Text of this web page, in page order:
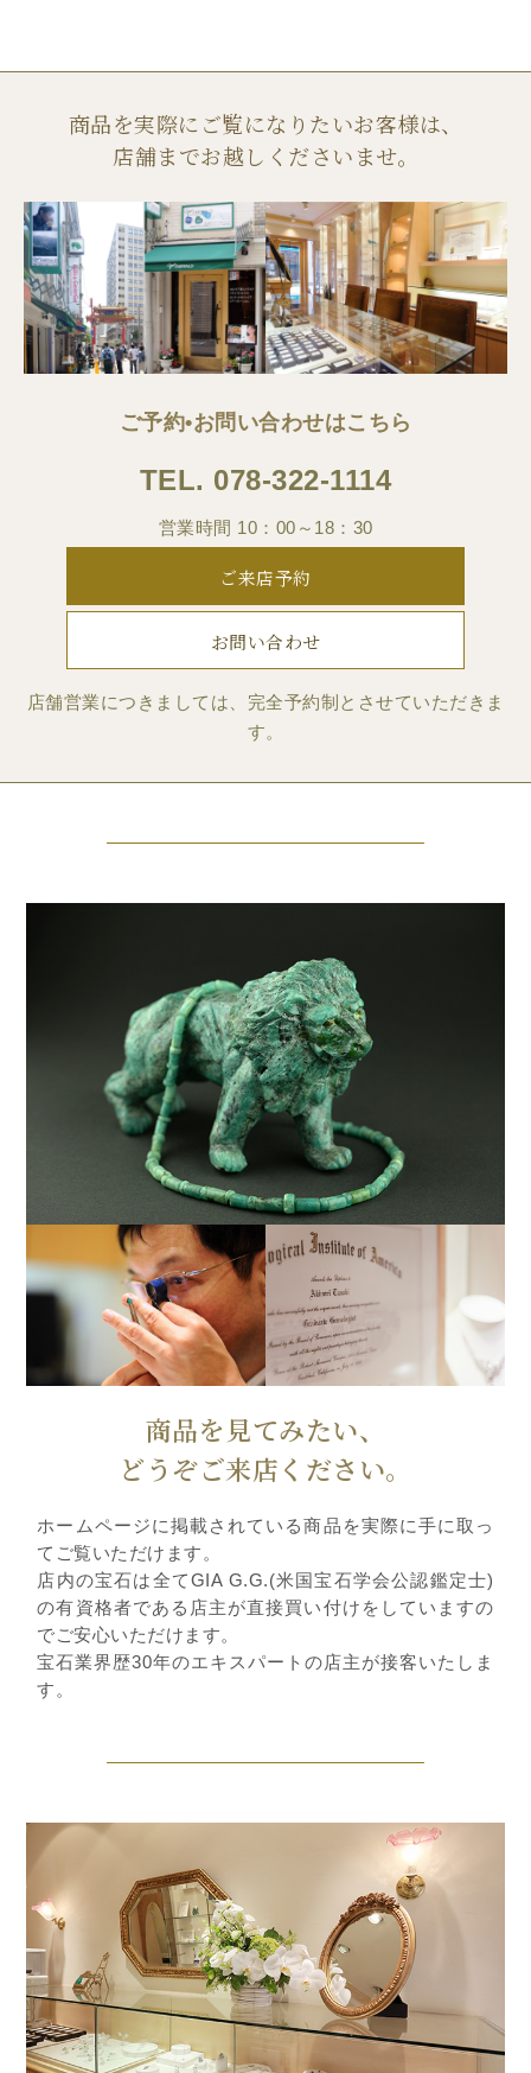
商品を実際にご覧になりたいお客様は、
店舗までお越しくださいませ。
ご予約•お問い合わせはこちら
TEL. 078-322-1114
営業時間 10：00～18：30
ご来店予約
お問い合わせ
店舗営業につきましては、完全予約制とさせていただきま
す。
商品を見てみたい、
どうぞご来店ください。
ホームページに掲載されている商品を実際に手に取っ
てご覧いただけます。
店内の宝石は全てGIA G.G.(米国宝石学会公認鑑定士)
の有資格者である店主が直接買い付けをしていますの
でご安心いただけます。
宝石業界歴30年のエキスパートの店主が接客いたしま
す。